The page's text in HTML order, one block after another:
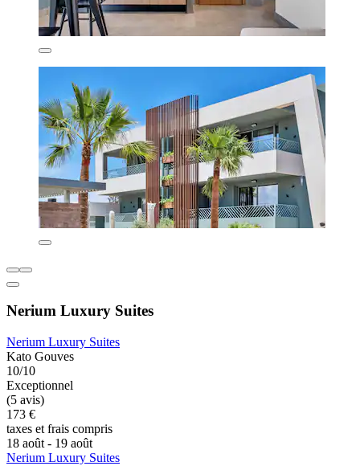
Nerium Luxury Suites
Nerium Luxury Suites
Kato Gouves
10/10
Exceptionnel
(5 avis)
173 €
taxes et frais compris
18 août - 19 août
Nerium Luxury Suites